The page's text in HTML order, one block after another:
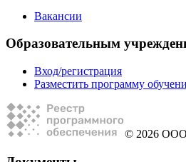
Вакансии
Образовательным
Вход/регистрация
Разместить программу
© 2026